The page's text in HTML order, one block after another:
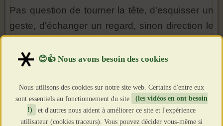
Pas question de tourner la tête, d'esquisser un
geste, d'échanger un regard, sinon direction le
une prison dans la prison. Et puis, surpassant
lieu de tourments et de sévices infligés dans
l'esprit des bagnes africains de l'armée
française. Pierre-Denis raconte que
Nous utilisons des cookies sur notre site web. Certains d'entre eux
sont essentiels au fonctionnement du site
(les vidéos en ont besoin
!)
et d'autres nous aident à améliorer ce site et l'expérience
utilisateur (cookies traceurs). Vous pouvez décider vous-même si